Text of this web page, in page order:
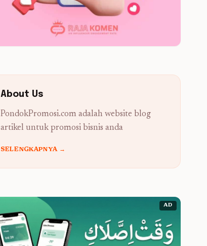
About Us
PondokPromosi.com adalah website blog
artikel untuk promosi bisnis anda
SELENGKAPNYA →
AD